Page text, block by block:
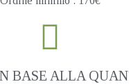
BASE ALLA